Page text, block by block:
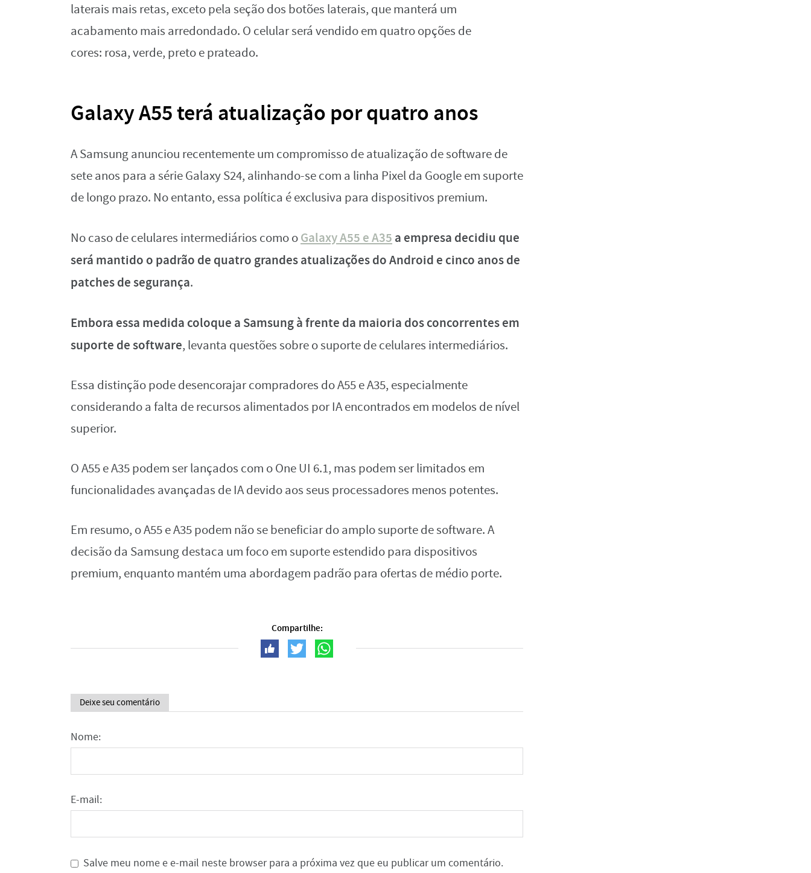
laterais mais retas, exceto pela seção dos botões laterais, que manterá um
acabamento mais arredondado. O celular será vendido em quatro opções de
cores: rosa, verde, preto e prateado.
Galaxy A55 terá atualização por quatro anos
A Samsung anunciou recentemente um compromisso de atualização de software de
sete anos para a série Galaxy S24, alinhando-se com a linha Pixel da Google em suporte
de longo prazo. No entanto, essa política é exclusiva para dispositivos premium.
No caso de celulares intermediários como oGalaxy A55 e A35 a empresa decidiu que
será mantido o padrão de quatro grandes atualizações do Android e cinco anos de
patches de segurança.
Embora essa medida coloque a Samsung à frente da maioria dos concorrentes em
suporte de software, levanta questões sobre o suporte de celulares intermediários.
Essa distinção pode desencorajar compradores do A55 e A35, especialmente
considerando a falta de recursos alimentados por IA encontrados em modelos de nível
superior.
O A55 e A35 podem ser lançados com o One UI 6.1, mas podem ser limitados em
funcionalidades avançadas de IA devido aos seus processadores menos potentes.
Em resumo, o A55 e A35 podem não se beneficiar do amplo suporte de software. A
decisão da Samsung destaca um foco em suporte estendido para dispositivos
premium, enquanto mantém uma abordagem padrão para ofertas de médio porte.
Compartilhe:
Deixe seu comentário
Nome:
E-mail:
Salve meu nome e e-mail neste browser para a próxima vez que eu publicar um comentário.